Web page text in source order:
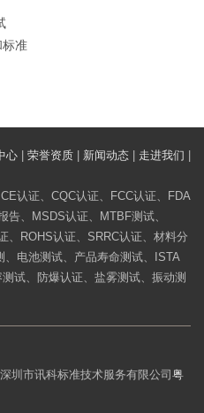
标准
心 荣誉资质 新闻动态 走进我们
认证、CQC认证、FCC认证、FDA
、MSDS认证、MTBF测试、
、ROHS认证、SRRC认证、材料分
电池测试、产品寿命测试、ISTA
试、防爆认证、盐雾测试、振动测
圳市讯科标准技术服务有限公司 粤